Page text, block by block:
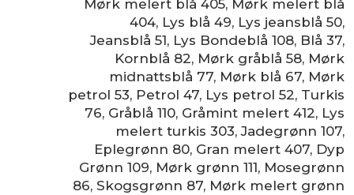
Mørk melert blå 405, Mørk melert blå
404, Lys blå 49, Lys jeansblå 50,
Jeansblå 51, Lys Bondeblå 108, Blå 37,
Kornblå 82, Mørk gråblå 58, Mørk
midnattsblå 77, Mørk blå 67, Mørk
petrol 53, Petrol 47, Lys petrol 52, Turkis
76, Gråblå 110, Gråmint melert 412, Lys
melert turkis 303,Jadegrønn 107,
Eplegrønn 80, Gran melert 407, Dyp
Grønn 109, Mørk grønn 111, Mosegrønn
86, Skogsgrønn 87, Mørk melert grønn